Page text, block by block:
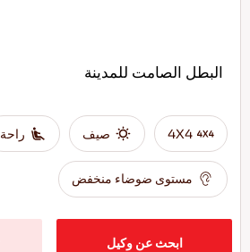
البطل الصامت للمدينة
4X4 صيف راحة
مستوى ضوضاء منخفض
ابحث عن وكيل